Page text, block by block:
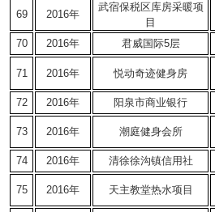
69 2016年
武宿保税区库房采暖项
目
70 2016年 君威国际5层
71 2016年 悦动奇迹健身房
72 2016年 阳泉市商业银行
73 2016年 潮庭健身会所
74 2016年 清徐徐沟镇信用社
75 2016年 天主教堂热水项目